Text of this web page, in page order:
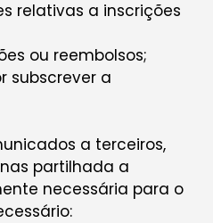
relativas a inscrições
ou reembolsos;
subscrever a
a terceiros,
partilhada a
necessária para o